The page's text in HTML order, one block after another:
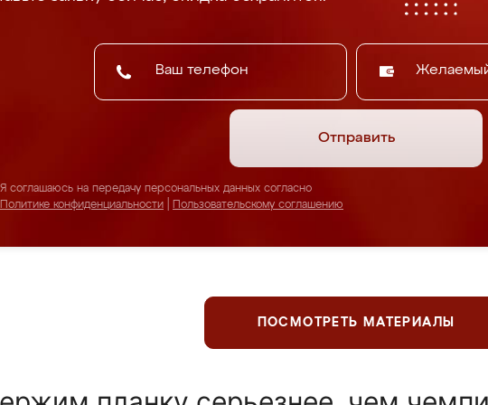
Отправить
Я соглашаюсь на передачу персональных данных согласно
Политике конфиденциальности
Пользовательскому соглашению
ПОСМОТРЕТЬ МАТЕРИАЛЫ